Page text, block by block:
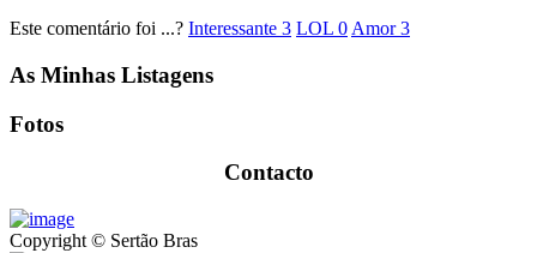
Este comentário foi ...? Interessante 3 LOL 0 Amor3
As Minhas Listagens
Fotos
Contacto
Copyright © Sertão Bras